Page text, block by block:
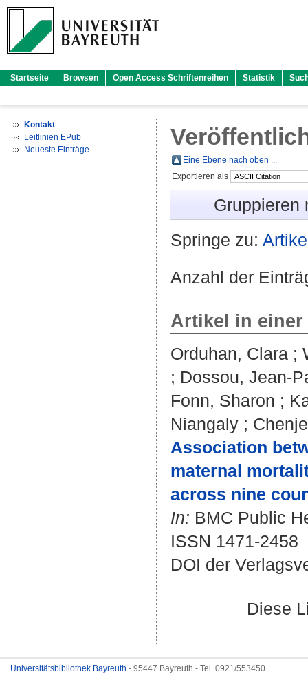
Startseite Browsen Open Access Schriftenreihen Statistik
Kontakt
Leitlinien EPub
Neueste Einträge
Eine Ebene nach oben ...
Exportieren als
Gruppieren
Springe zu:
Anzahl der
Artikel in
Orduhan, Clara ;
; Dossou, Jean-
Fonn, Sharon ;
Niangaly ;
Association
maternal
across nine
In: BMC Public
ISSN 1471-2458
DOI der
Diese
Universitätsbibliothek Bayreuth - 95447 Bayreuth - Tel. 0921/553450